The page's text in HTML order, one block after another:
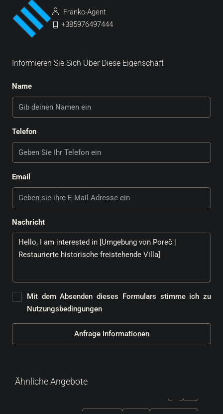
Franko-Agent
+385976497444
Informieren Sie Sich Über Diese Eigenschaft
Name
Telefon
Email
Nachricht
Mit dem Absenden dieses Formulars stimme ich zu
Nutzungsbedingungen
Anfrage Informationen
Ähnliche Angebote